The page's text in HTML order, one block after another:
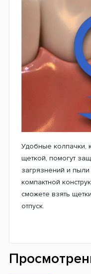
Удобные колпачки,
щеткой, помогут
загрязнений и
компактной
сможете взять
отпуск.